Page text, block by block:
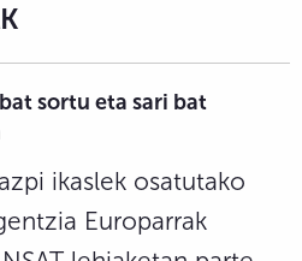
sortu eta sari bat
ikaslek osatutako
Europarrak